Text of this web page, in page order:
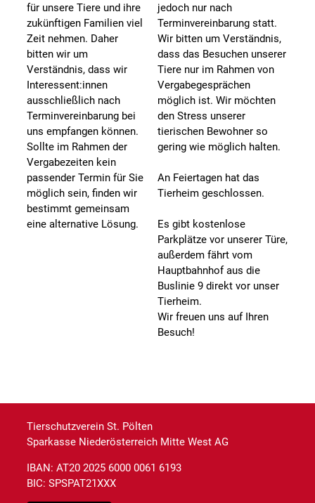
für unsere Tiere und ihre
zukünftigen Familien viel
Zeit nehmen. Daher
bitten wir um
Verständnis, dass wir
Interessent:innen
ausschließlich nach
Terminvereinbarung bei
uns empfangen können.
Sollte im Rahmen der
Vergabezeiten kein
passender Termin für Sie
möglich sein, finden wir
bestimmt gemeinsam
eine alternative Lösung.
jedoch nur nach
Terminvereinbarung statt.
Wir bitten um Verständnis,
dass das Besuchen unserer
Tiere nur im Rahmen von
Vergabegesprächen
möglich ist. Wir möchten
den Stress unserer
tierischen Bewohner so
gering wie möglich halten.
An Feiertagen hat das
Tierheim geschlossen.
Es gibt kostenlose
Parkplätze vor unserer Türe,
außerdem fährt vom
Hauptbahnhof aus die
Buslinie 9 direkt vor unser
Tierheim.
Wir freuen uns auf Ihren
Besuch!
Tierschutzverein St. Pölten
Sparkasse Niederösterreich Mitte West AG
IBAN: AT20 2025 6000 0061 6193
BIC: SPSPAT21XXX